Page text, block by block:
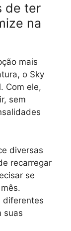
de ter
na
mais
o Sky
Com ele,
sem
diversas
recarregar
se
diferentes
suas